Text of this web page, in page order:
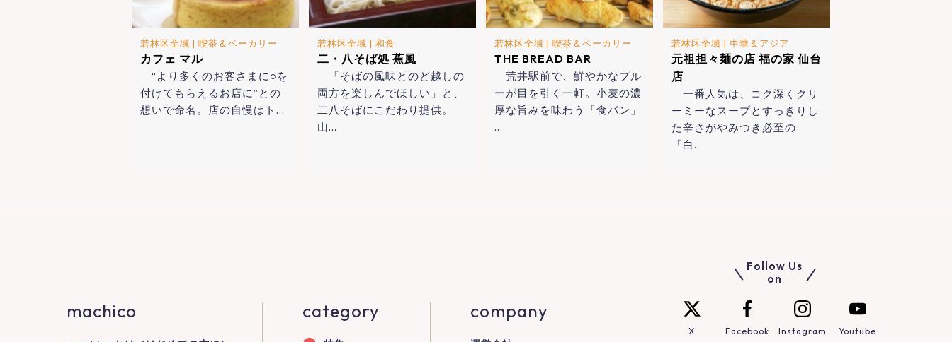
若林区全域 | 喫茶＆ベーカリー
カフェ マル
“より多くのお客さまに○を
付けてもらえるお店に”との
想いで命名。店の自慢はト…
若林区全域 | 和食
二・八そば処 蕉風
「そばの風味とのど越しの
両方を楽しんでほしい」と、
二八そばにこだわり提供。
山…
若林区全域 | 喫茶＆ベーカリー
THE BREAD BAR
荒井駅前で、鮮やかなプル
ーが目を引く一軒。小麦の濃
厚な旨みを味わう「食パン」
…
若林区全域 | 中華＆アジア
元祖担々麺の店 福の家 仙台
店
一番人気は、コク深くクリ
ーミーなスープとすっきりし
た辛さがやみつき必至の
「白…
Follow Us
on
X Facebook Instagram Youtube
machico category company